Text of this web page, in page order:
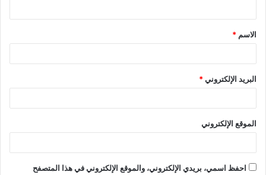
ق
*
الاسم *
البريد الإلكتروني*
الموقع الإلكتروني
احفظ اسمي، بريدي الإلكتروني، والموقع الإلكتروني في هذا المتصفح